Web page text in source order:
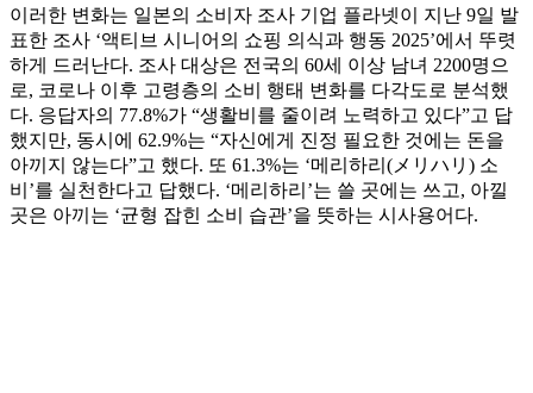
이러한 변화는 일본의 소비자 조사 기업 플라넷이 지난 9일 발
표한 조사 ‘액티브 시니어의 쇼핑 의식과 행동 2025’에서 뚜렷
하게 드러난다. 조사 대상은 전국의 60세 이상 남녀 2200명으
로, 코로나 이후 고령층의 소비 행태 변화를 다각도로 분석했
다. 응답자의 77.8%가 “생활비를 줄이려 노력하고 있다”고 답
했지만, 동시에 62.9%는 “자신에게 진정 필요한 것에는 돈을
아끼지 않는다”고 했다. 또 61.3%는 ‘메리하리(メリハリ) 소
비’를 실천한다고 답했다. ‘메리하리’는 쓸 곳에는 쓰고, 아낄
곳은 아끼는 ‘균형 잡힌 소비 습관’을 뜻하는 시사용어다.